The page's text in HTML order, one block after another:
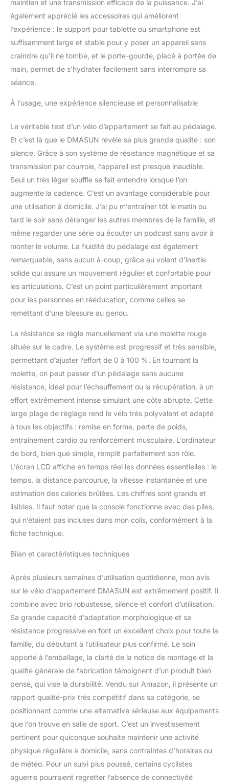
stades.
𝗦𝗨𝗥𝗩𝗘𝗜𝗟𝗟𝗔𝗡𝗖𝗘 𝗘𝗡
𝗧𝗘𝗠𝗣𝗦 𝗥𝗘́𝗘𝗟 𝗗𝗘𝗦
𝗗𝗢𝗡𝗡𝗘́𝗘𝗦
𝗗'𝗘𝗫𝗘𝗥𝗖𝗜𝗖𝗘: L'écran de
ce vélo d'appartement
temps réel telles que le
temps, la vitesse, la
l'odomètre et la fonction
de balayage (SCAN). Les
utilisateurs peuvent
facilement accéder aux
données totales
d'exercice et les
réinitialiser pour
commencer un nouvel
enregistrement en
enfoncé pendant trois
secondes. Les vélos
DMASUN sont
également compatibles
être fixé à la position de
la manivelle pour capter
les RPM. Également
pédales SPD. 𝗩𝗘́𝗟𝗢
𝗦𝗔𝗡𝗦 𝗘𝗙𝗙𝗢𝗥𝗧 𝗘𝗧
𝗖𝗢𝗡𝗩𝗜𝗩𝗜𝗔𝗟: Le vélo de
équipé d'un support
pour appareil
électronique, d'un porte-
bouteille, de pédales à
roues de transport et de
boutons de réglage du
niveau. Il dispose de
quatre réglages de siège
réglages de guidon pour
s'adapter aux utilisateurs
mesurant de 140 cm à
185 cm. Le vélo
en acier rond unique
avec quatre pieds
des avantages évidents
en termes de stabilité.
𝗜𝗡𝗦𝗧𝗔𝗟𝗟𝗔𝗧𝗜𝗢𝗡 𝗘𝗡 𝟯𝟬
𝗠𝗜𝗡𝗨𝗧𝗘𝗦: Pour garantir
commencer rapidement
à utiliser nos vélos, 70 %
de l'installation a déjà été
réalisée. Regardez la
vidéo d'installation, et les
composants restants
peuvent être facilement
installés en 30 minutes.
Vous n'aurez besoin
d'installer que le guidon,
stabilité avant et arrière,
et les pédales ; le cadre,
le volant d'inertie et la
maintien et une transmission efficace de la puissance. J’ai
également apprécié les accessoires qui améliorent
l’expérience : le support pour tablette ou smartphone est
suffisamment large et stable pour y poser un appareil sans
craindre qu’il ne tombe, et le porte-gourde, placé à portée de
main, permet de s’hydrater facilement sans interrompre sa
séance.
À l’usage, une expérience silencieuse et personnalisable
Le véritable test d’un vélo d’appartement se fait au pédalage.
Et c’est là que le DMASUN révèle sa plus grande qualité : son
silence. Grâce à son système de résistance magnétique et sa
transmission par courroie, l’appareil est presque inaudible.
Seul un très léger souffle se fait entendre lorsque l’on
augmente la cadence. C’est un avantage considérable pour
une utilisation à domicile. J’ai pu m’entraîner tôt le matin ou
tard le soir sans déranger les autres membres de la famille, et
même regarder une série ou écouter un podcast sans avoir à
monter le volume. La fluidité du pédalage est également
remarquable, sans aucun à-coup, grâce au volant d’inertie
solide qui assure un mouvement régulier et confortable pour
les articulations. C’est un point particulièrement important
pour les personnes en rééducation, comme celles se
remettant d’une blessure au genou.
La résistance se règle manuellement via une molette rouge
située sur le cadre. Le système est progressif et très sensible,
permettant d’ajuster l’effort de 0 à 100 %. En tournant la
molette, on peut passer d’un pédalage sans aucune
résistance, idéal pour l’échauffement ou la récupération, à un
effort extrêmement intense simulant une côte abrupte. Cette
large plage de réglage rend le vélo très polyvalent et adapté
à tous les objectifs : remise en forme, perte de poids,
entraînement cardio ou renforcement musculaire. L’ordinateur
de bord, bien que simple, remplit parfaitement son rôle.
L’écran LCD affiche en temps réel les données essentielles : le
temps, la distance parcourue, la vitesse instantanée et une
estimation des calories brûlées. Les chiffres sont grands et
lisibles. Il faut noter que la console fonctionne avec des piles,
qui n’étaient pas incluses dans mon colis, conformément à la
fiche technique.
Bilan et caractéristiques techniques
Après plusieurs semaines d’utilisation quotidienne, mon avis
sur le vélo d’appartement DMASUN est extrêmement positif. Il
combine avec brio robustesse, silence et confort d’utilisation.
Sa grande capacité d’adaptation morphologique et sa
résistance progressive en font un excellent choix pour toute la
famille, du débutant à l’utilisateur plus confirmé. Le soin
apporté à l’emballage, la clarté de la notice de montage et la
qualité générale de fabrication témoignent d’un produit bien
pensé, qui vise la durabilité. Vendu sur Amazon, il présente un
rapport qualité-prix très compétitif dans sa catégorie, se
positionnant comme une alternative sérieuse aux équipements
que l’on trouve en salle de sport. C’est un investissement
pertinent pour quiconque souhaite maintenir une activité
physique régulière à domicile, sans contraintes d’horaires ou
de météo. Pour un suivi plus poussé, certains cyclistes
aguerris pourraient regretter l’absence de connectivité